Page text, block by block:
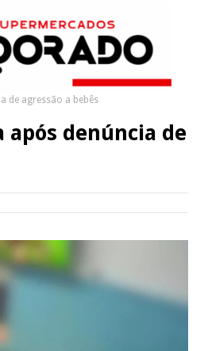
de agressão a bebês
denúncia de